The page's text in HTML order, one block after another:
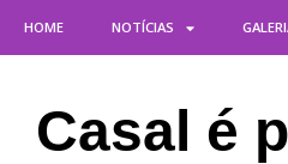
HOME NOTÍCIAS
Casal é